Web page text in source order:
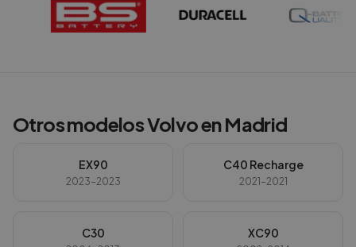
Otros modelosVolvoenMadrid
EX90
2023-2023
C40 Recharge
2021-2021
C30 XC90